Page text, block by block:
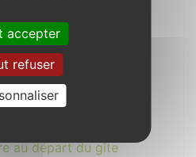
électrique
les Offices de
2016
au départ du gîte
accepter
refuser